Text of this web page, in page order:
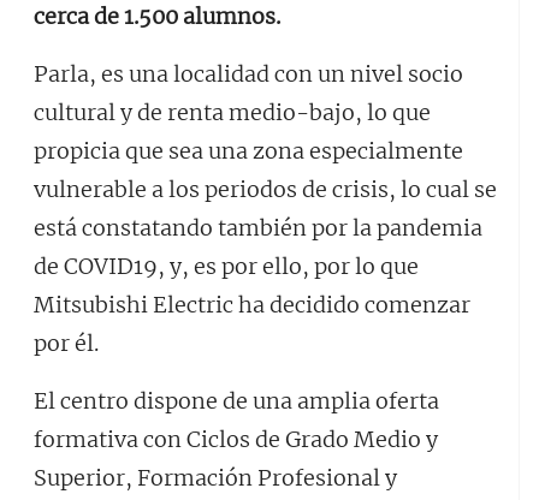
cerca de 1.500 alumnos.
Parla, es una localidad con un nivel socio
cultural y de renta medio-bajo, lo que
propicia que sea una zona especialmente
vulnerable a los periodos de crisis, lo cual se
está constatando también por la pandemia
de COVID19, y, es por ello, por lo que
Mitsubishi Electric ha decidido comenzar
por él.
El centro dispone de una amplia oferta
formativa con Ciclos de Grado Medio y
Superior, Formación Profesional y